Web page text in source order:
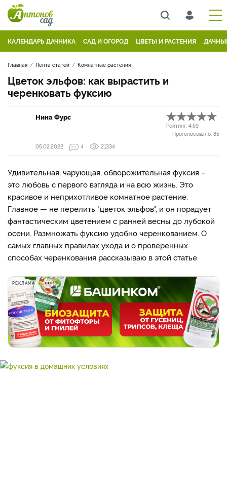
КАЛЕНДАРЬ ДАЧНИКА САД И ОГОРОД ЦВЕТЫ И РАСТЕНИЯ
Главная Лента статей Комнатные растения
Цветок эльфов: как вырастить и
черенковать фуксию
Нина Фурс
Рейтинг: 4.69
Проголосовало: 85
05.02.2022
4 21334
Удивительная, чарующая, обворожительная фуксия –
это любовь с первого взгляда и на всю жизнь. Это
красивое и неприхотливое комнатное растение.
Главное — не перелить "цветок эльфов", и он порадует
фантастическим цветением с ранней весны до лубокой
осени. Размножать фуксию удобно черенкованием. О
самых главных правилах ухода и о проверенных
способах черенкования рассказываю в этой статье.
РЕКЛАМА